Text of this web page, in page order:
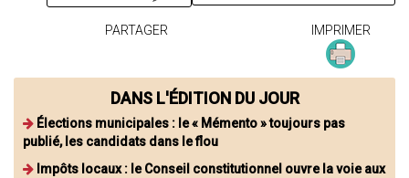
PARTAGER IMPRIMER
DANS L'ÉDITION DU JOUR
Élections municipales : le « Mémento » toujours pas
publié, les candidats dans le flou
Impôts locaux : le Conseil constitutionnel ouvre la voie aux